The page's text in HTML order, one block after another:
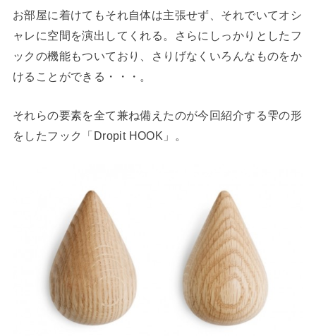
お部屋に着けてもそれ自体は主張せず、それでいてオシ
ャレに空間を演出してくれる。さらにしっかりとしたフ
ックの機能もついており、さりげなくいろんなものをか
けることができる・・・。
それらの要素を全て兼ね備えたのが今回紹介する雫の形
をしたフック「Dropit HOOK」。